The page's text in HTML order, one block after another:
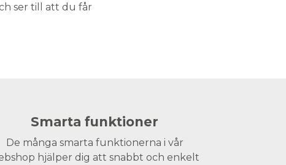
ser till att du får
Smarta funktioner
De många smarta funktionerna i vår
hjälper dig att snabbt och enkelt